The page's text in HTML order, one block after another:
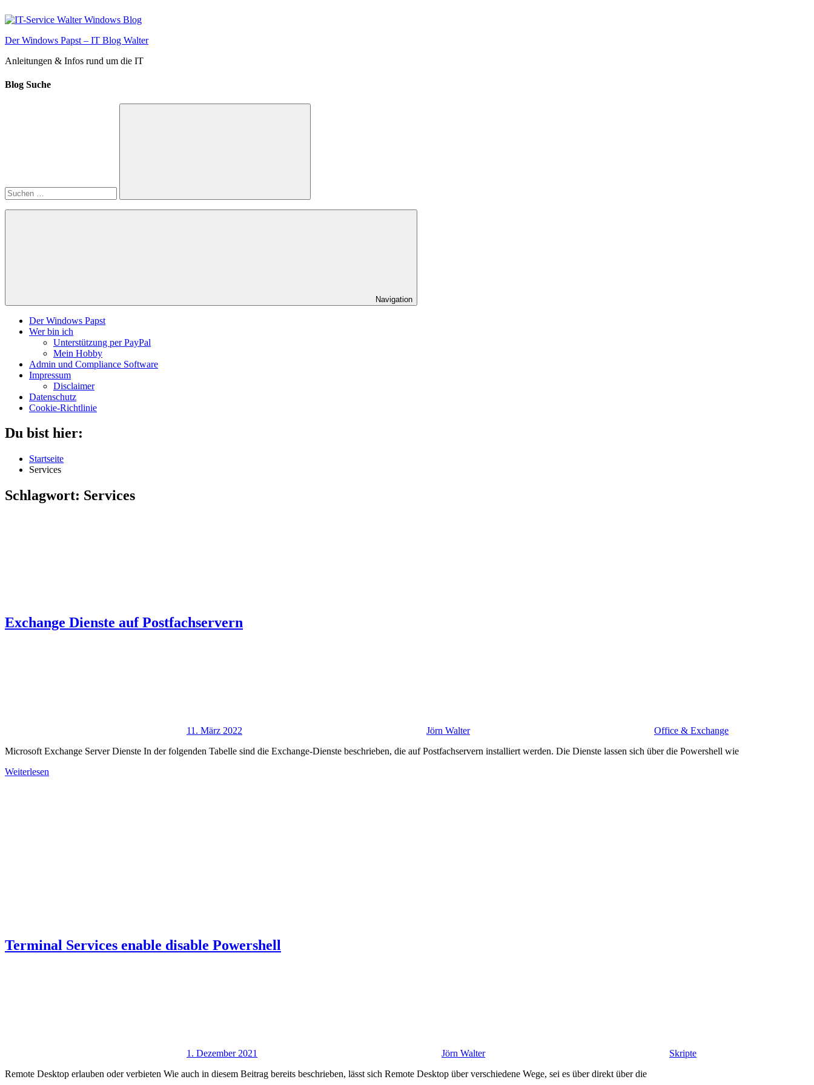
Inhalt
Der Windows Papst – IT Blog Walter
Anleitungen & Infos rund um die IT
Blog Suche
Suchen
Navigation
Der Windows Papst
Wer bin ich
Unterstützung per PayPal
Mein Hobby
Admin und Compliance Software
Impressum
Disclaimer
Datenschutz
Cookie-Richtlinie
Du bist hier:
Startseite
Services
Schlagwort: Services
Exchange Dienste auf Postfachservern
11. März 2022 Jörn Walter
Office & Exchange
Microsoft Exchange Server Dienste In der folgenden Tabelle sind die Exchange-Dienste beschrieben, die auf Postfachservern installiert werden. Die Dienste lassen sich über die Powershell wie
Weiterlesen
Terminal Services enable disable Powershell
1. Dezember 2021 Jörn Walter
Skripte
Remote Desktop erlauben oder verbieten Wie auch in diesem Beitrag bereits beschrieben, lässt sich Remote Desktop über verschiedene Wege, sei es über direkt über die